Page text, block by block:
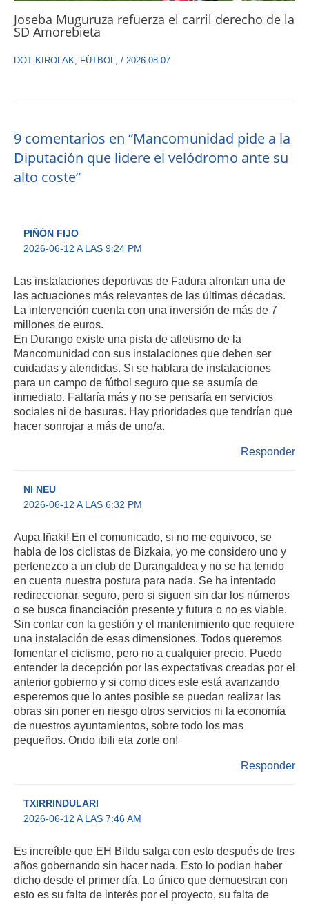
Joseba Muguruza refuerza el carril derecho de la
SD Amorebieta
DOT KIROLAK FÚTBOL / 2026-08-07
9 comentarios en “Mancomunidad pide a la
Diputación que lidere el velódromo ante su
alto coste”
PIÑÓN FIJO
2026-06-12 A LAS 9:24 PM
Las instalaciones deportivas de Fadura afrontan una de
las actuaciones más relevantes de las últimas décadas.
La intervención cuenta con una inversión de más de 7
millones de euros.
En Durango existe una pista de atletismo de la
Mancomunidad con sus instalaciones que deben ser
cuidadas y atendidas. Si se hablara de instalaciones
para un campo de fútbol seguro que se asumía de
inmediato. Faltaría más y no se pensaría en servicios
sociales ni de basuras. Hay prioridades que tendrían que
hacer sonrojar a más de uno/a.
Responder
NI NEU
2026-06-12 A LAS 6:32 PM
Aupa Iñaki! En el comunicado, si no me equivoco, se
habla de los ciclistas de Bizkaia, yo me considero uno y
pertenezco a un club de Durangaldea y no se ha tenido
en cuenta nuestra postura para nada. Se ha intentado
redireccionar, seguro, pero si siguen sin dar los números
o se busca financiación presente y futura o no es viable.
Sin contar con la gestión y el mantenimiento que requiere
una instalación de esas dimensiones. Todos queremos
fomentar el ciclismo, pero no a cualquier precio. Puedo
entender la decepción por las expectativas creadas por el
anterior gobierno y si como dices este está avanzando
esperemos que lo antes posible se puedan realizar las
obras sin poner en riesgo otros servicios ni la economía
de nuestros ayuntamientos, sobre todo los mas
pequeños. Ondo ibili eta zorte on!
Responder
TXIRRINDULARI
2026-06-12 A LAS 7:46 AM
Es increíble que EH Bildu salga con esto después de tres
años gobernando sin hacer nada. Esto lo podian haber
dicho desde el primer día. Lo único que demuestran con
esto es su falta de interés por el proyecto, su falta de